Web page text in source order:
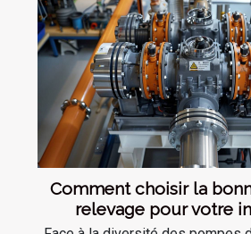
Comment choisir la
relevage pour votre